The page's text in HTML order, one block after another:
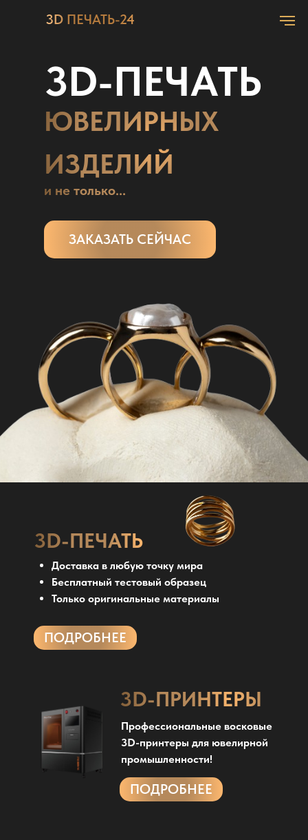
3D-ПЕЧАТЬ
и не только...
ЮВЕЛИРНЫХ
ИЗДЕЛИЙ
ЗАКАЗАТЬ СЕЙЧАС
3D ПЕЧАТЬ-24
3D-ПЕЧАТЬ
Доставка в любую точку мира
Бесплатный тестовый образец
Только оригинальные материалы
ПОДРОБНЕЕ
3D-ПРИНТЕРЫ
Профессиональные восковые
3D-принтеры для ювелирной
промышленности!
ПОДРОБНЕЕ